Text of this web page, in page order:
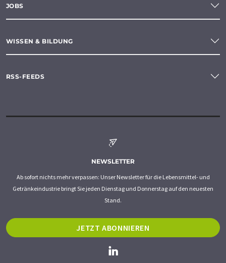
JOBS
WISSEN & BILDUNG
RSS-FEEDS
NEWSLETTER
Ab sofort nichts mehr verpassen: Unser Newsletter für die Lebensmittel- und
Getränkeindustrie bringt Sie jeden Dienstag und Donnerstag auf den neuesten
Stand.
JETZT ABONNIEREN